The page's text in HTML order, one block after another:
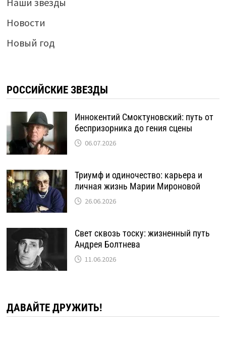
Новости
Новый год
РОССИЙСКИЕ ЗВЕЗДЫ
Иннокентий Смоктуновский: путь от
беспризорника до гения сцены
06.07.2026
Триумф и одиночество: карьера и
личная жизнь Марии Мироновой
26.06.2026
Свет сквозь тоску: жизненный путь
Андрея Болтнева
11.06.2026
ДАВАЙТЕ ДРУЖИТЬ!